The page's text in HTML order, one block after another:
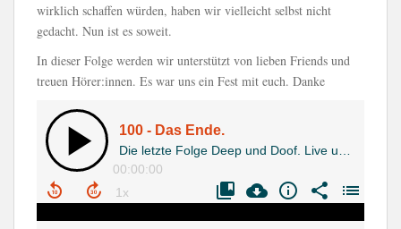
wirklich schaffen würden, haben wir vielleicht selbst nicht
gedacht. Nun ist es soweit.
In dieser Folge werden wir unterstützt von lieben Friends und
treuen Hörer:innen. Es war uns ein Fest mit euch. Danke